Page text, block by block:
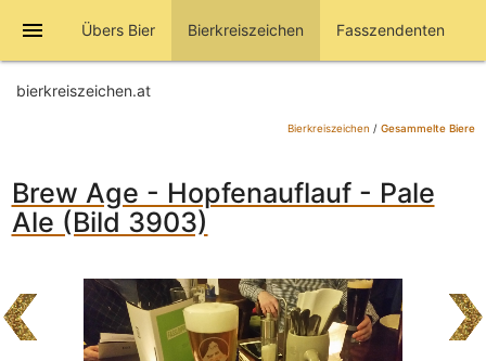
menu Übers Bier Bierkreiszeichen Fasszendenten
bierkreiszeichen.at
Bierkreiszeichen / Gesammelte Biere
Brew Age - Hopfenauflauf - Pale
Ale (Bild 3903)